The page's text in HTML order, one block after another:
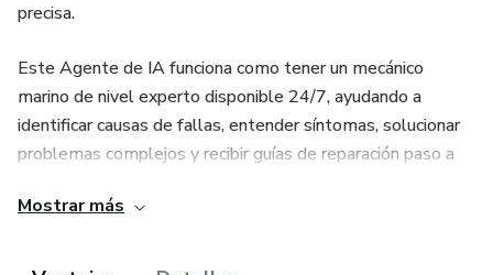
precisa.
Este Agente de IA funciona como tener un mecánico
marino de nivel experto disponible 24/7, ayudando a
identificar causas de fallas, entender síntomas, solucionar
problemas complejos y recibir guías de reparación paso a
marino, motor fuera de borda a gasolina, motor intraborda,
marina.
Mostrar más